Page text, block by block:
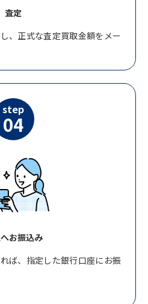
査定
、正式な査定買取金額をメー
step
04
お振込み
ば、指定した銀行口座にお振